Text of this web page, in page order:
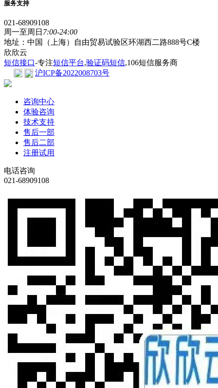
服务支持
021-68909108
周一至周日 7:00-24:00
地址：中国（上海）自由贸易试验区环湖西二路888号C楼
欣欣云
短信接口-专注短信平台,验证码短信,106短信服务商
沪ICP备2022008703号
咨询中心
体验咨询
技术支持
售后一部
售后二部
注册试用
电话咨询
021-68909108